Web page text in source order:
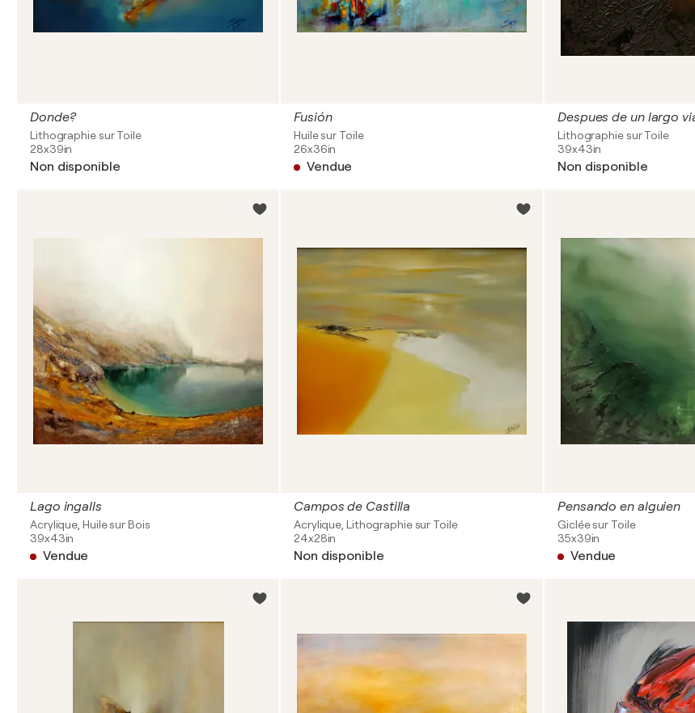
Donde?
Lithographie sur Toile
28x39in
Non disponible
Fusión
Huile sur Toile
26x36in
Vendue
Despues de un largo
Lithographie sur Toile
39x43in
Non disponible
Lago ingalls
Acrylique, Huile sur Bois
39x43in
Vendue
Campos de Castilla
Acrylique, Lithographie sur Toile
24x28in
Non disponible
Pensando en alguien
Giclée sur Toile
35x39in
Vendue